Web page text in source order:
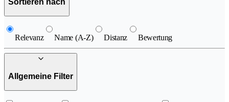
Sortieren nach
Relevanz Name (A-Z) Distanz Bewertung
Allgemeine Filter